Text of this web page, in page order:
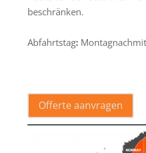
beschränken.
Abfahrtstag:
Offerte aanvragen